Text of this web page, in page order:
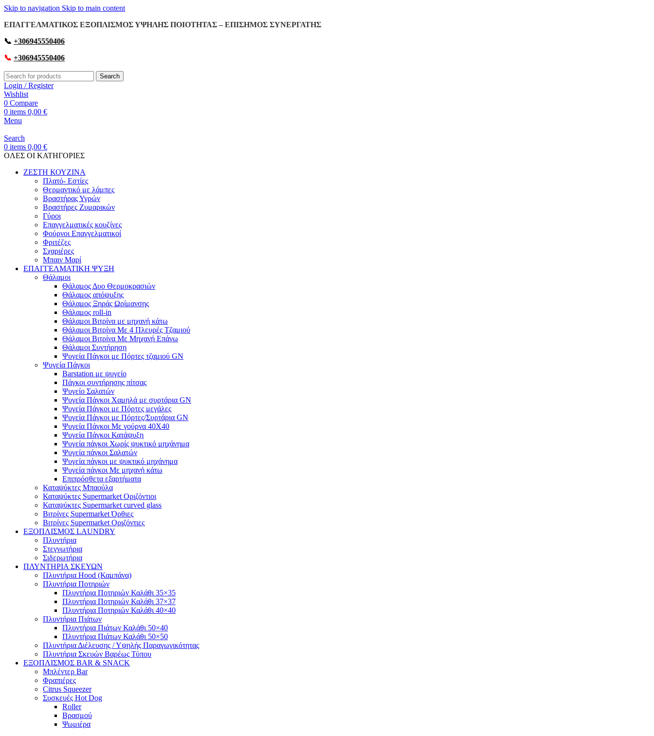
Skip to navigation Skip to main content
ΕΠΑΓΓΕΛΜΑΤΙΚΟΣ ΕΞΟΠΛΙΣΜΟΣ ΥΨΗΛΗΣ ΠΟΙΟΤΗΤΑΣ – ΕΠΙΣΗΜΟΣ ΣΥΝΕΡΓΑΤΗΣ
📞 +306945550406
📞 +306945550406
Search
Login / Register
Wishlist
0 Compare
0 items 0,00 €
Menu
Search
0 items 0,00 €
OΛΕΣ ΟΙ ΚΑΤΗΓΟΡΙΕΣ
ΖΕΣΤΗ ΚΟΥΖΙΝΑ
Πλατό- Εστίες
Θερμαντικό με λάμπες
Βραστήρας Υγρών
Βραστήρες Ζυμαρικών
Γύροι
Επαγγελματικές κουζίνες
Φούρνοι Επαγγελματικοί
Φριτέζες
Σχαριέρες
Μπαιν Μαρί
ΕΠΑΓΓΕΛΜΑΤΙΚΗ ΨΥΞΗ
Θάλαμοι
Θάλαμος Δυο Θερμοκρασιών
Θάλαμος απόψυξης
Θάλαμος Ξηράς Ωρίμανσης
Θάλαμος roll-in
Θάλαμοι Βιτρίνα με μηχανή κάτω
Θάλαμοι Βιτρίνα Με 4 Πλευρές Τζαμιού
Θάλαμοι Βιτρίνα Με Μηχανή Επάνω
Θάλαμοι Συντήρηση
Ψυγεία Πάγκοι με Πόρτες τζαμιού GN
Ψυγεία Πάγκοι
Barstation με ψυγείο
Πάγκοι συντήρησης πίτσας
Ψυγείο Σαλατών
Ψυγεία Πάγκοι Χαμηλά με συρτάρια GN
Ψυγεία Πάγκοι με Πόρτες μεγάλες
Ψυγεία Πάγκοι με Πόρτες/Συρτάρια GN
Ψυγεία Πάγκοι Με γούρνα 40Χ40
Ψυγεία Πάγκοι Κατάψυξη
Ψυγεία πάγκοι Χωρίς ψυκτικό μηχάνημα
Ψυγεία πάγκοι Σαλατών
Ψυγεία πάγκοι με ψυκτικό μηχάνημα
Ψυγεία πάγκοι Με μηχανή κάτω
Επιπρόσθετα εξαρτήματα
Καταψύκτες Μπαούλα
Καταψύκτες Supermarket Οριζόντιοι
Καταψύκτες Supermarket curved glass
Βιτρίνες Supermarket Όρθιες
Βιτρίνες Supermarket Οριζόντιες
ΕΞΟΠΛΙΣΜΟΣ LAUNDRY
Πλυντήρια
Στεγνωτήρια
Σιδερωτήρια
ΠΛΥΝΤΗΡΙΑ ΣΚΕΥΩΝ
Πλυντήρια Hood (Καμπάνα)
Πλυντήρια Ποτηριών
Πλυντήρια Ποτηριών Καλάθι 35×35
Πλυντήρια Ποτηριών Καλάθι 37×37
Πλυντήρια Ποτηριών Καλάθι 40×40
Πλυντήρια Πιάτων
Πλυντήρια Πιάτων Καλάθι 50×40
Πλυντήρια Πιάτων Καλάθι 50×50
Πλυντήρια Διέλευσης / Υψηλής Παραγωγικότητας
Πλυντήρια Σκευών Βαρέως Τύπου
ΕΞΟΠΛΙΣΜΟΣ BAR & SNACK
Μπλέντερ Bar
Φραπιέρες
Citrus Squeezer
Συσκευές Hot Dog
Roller
Βρασμού
Ψωμιέρα